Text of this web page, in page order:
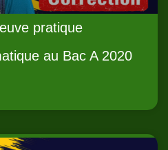
pratique
au Bac A 2020